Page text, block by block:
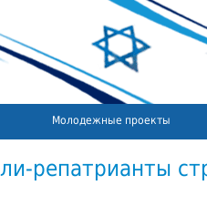
Молодежные проекты
репатрианты